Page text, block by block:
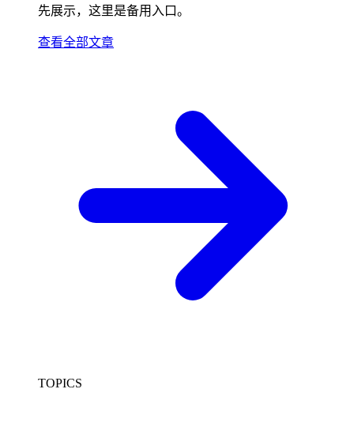
先展示，这里是备用入口。
查看全部文章
TOPICS